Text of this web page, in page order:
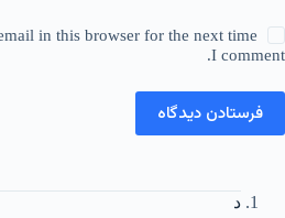
in this browser for the next time
I comment.
فرستادن دیدگاه
د